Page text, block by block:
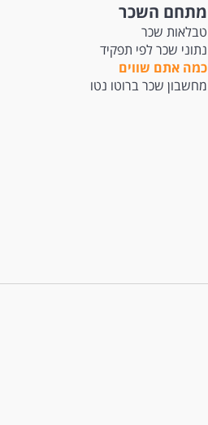
מתחם השכר
טבלאות שכר
נתוני שכר לפי תפקיד
כמה אתם שווים
מחשבון שכר ברוטו נטו